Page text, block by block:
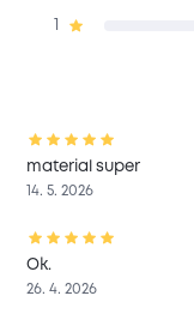
material super
14. 5. 2026
Ok.
26. 4. 2026